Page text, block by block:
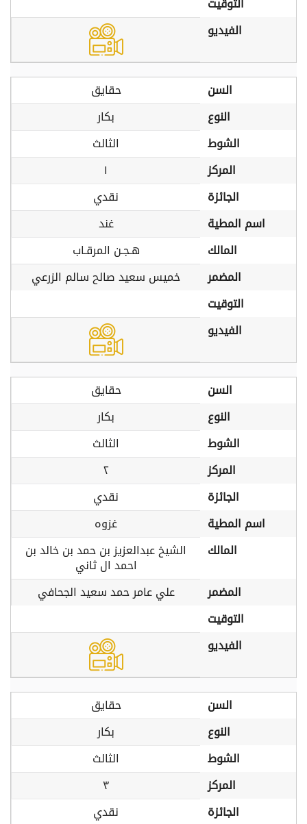
الفيديو
السن
حقايق
النوع
بكار
الشوط
الثالث
المركز
١
الجائزة
نقدي
اسم المطية
غند
المالك
هـجـن المرقـاب
المضمر
خميس سعيد صالح سالم الزرعي
التوقيت
الفيديو
السن
حقايق
النوع
بكار
الشوط
الثالث
المركز
٢
الجائزة
نقدي
اسم المطية
غزوه
المالك
الشيخ عبدالعزيز بن حمد بن خالد بن
احمد ال ثاني
المضمر
علي عامر حمد سعيد الجحافي
التوقيت
الفيديو
السن
حقايق
النوع
بكار
الشوط
الثالث
المركز
٣
الجائزة
نقدي